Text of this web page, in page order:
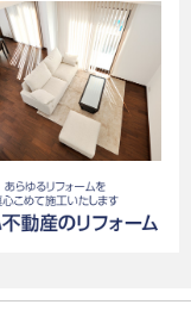
のための郵便
活動に利用し
お客様につい
用することが
の調査分析の